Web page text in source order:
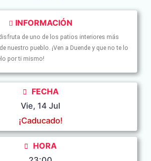
INFORMACIÓN
de uno de los patios interiores más
nuestro pueblo. ¡Ven a Duende y que no te lo
por ti mismo!
FECHA
Vie, 14 Jul
¡Caducado!
HORA